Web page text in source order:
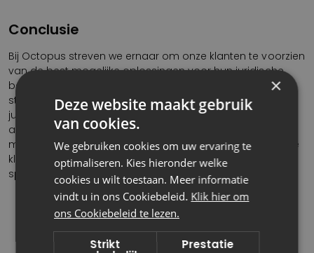
Conclusie
Bij Octopus streven we ernaar om onze klanten te voorzien
van de best mogelijke oplossingen voor hun juridische
behoeften. Of het nu gaat om maatwerk of
standaardprocessen, onze software is ontworpen om
juridische afdelingen te ondersteunen bij het efficiënt
afhandelen van zaken. Door te kiezen tussen Octopus op
maat en Octopus met standaardprocessen kunnen onze
klanten de oplossing vinden die het beste past bij hun
specifieke situatie en vereisten.
×
Deze website maakt gebruik
van cookies.
We gebruiken cookies om uw ervaring te
optimaliseren. Kies hieronder welke
cookies u wilt toestaan. Meer informatie
vindt u in ons Cookiebeleid. Klik hier om
ons Cookiebeleid te lezen.
Strikt Prestatie